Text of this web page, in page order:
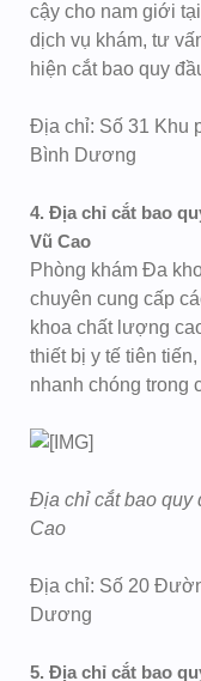
cậy cho nam giới
dịch vụ khám, tư
hiện cắt bao quy
Địa chỉ: Số 31 Khu
Bình Dương
4. Địa chỉ cắt bao
Vũ Cao
Phòng khám Đa
chuyên cung cấp
khoa chất lượng
thiết bị y tế tiên
nhanh chóng trong
Địa chỉ cắt bao quy
Cao
Địa chỉ: Số 20
Dương
5. Địa chỉ cắt bao